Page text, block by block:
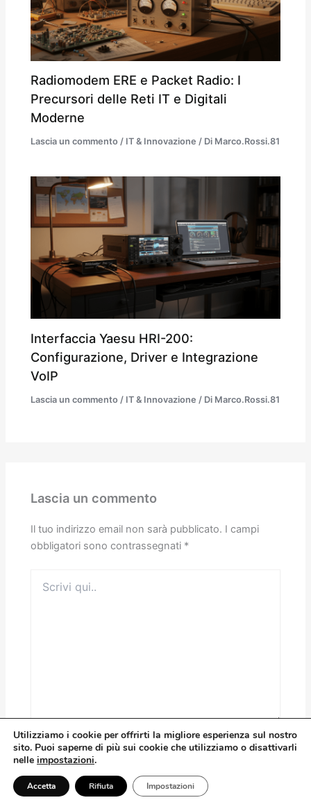
Radiomodem ERE e Packet Radio: I
Precursori delle Reti IT e Digitali
Moderne
Lascia un commento / IT & Innovazione / Di Marco.Rossi.81
Interfaccia Yaesu HRI-200:
Configurazione, Driver e Integrazione
VoIP
Lascia un commento / IT & Innovazione / Di Marco.Rossi.81
Lascia un commento
Il tuo indirizzo email non sarà pubblicato. I campi
obbligatori sono contrassegnati *
qui..
Nome*
Utilizziamo i cookie per offrirti la migliore esperienza sul nostro
sito. Puoi saperne di più sui cookie che utilizziamo o disattivarli
nelle impostazioni.
Accetta Rifiuta Impostazioni